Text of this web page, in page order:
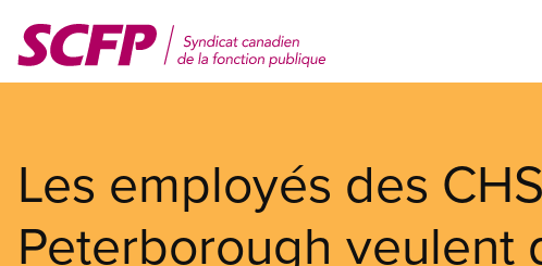
contenu
Les employés des
Peterborough veulent